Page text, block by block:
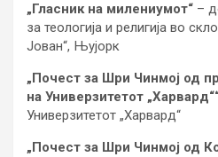
„Гласник на милениумот“ –
за теологија и религија во
Јован“, Њујорк
„Почест за Шри Чинмој од
на Универзитетот
Универзитетот „Харвард“
„Почест за Шри Чинмој од